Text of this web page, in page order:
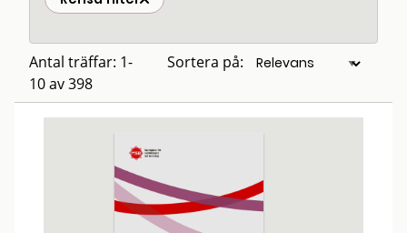
Antal träffar: 1-
10 av 398
Sortera på: